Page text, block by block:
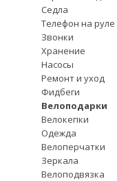
Седла
Телефон на руле
Звонки
Хранение
Насосы
Ремонт и уход
Фидбеги
Велоподарки
Велокепки
Одежда
Велоперчатки
Зеркала
Велоподвязка